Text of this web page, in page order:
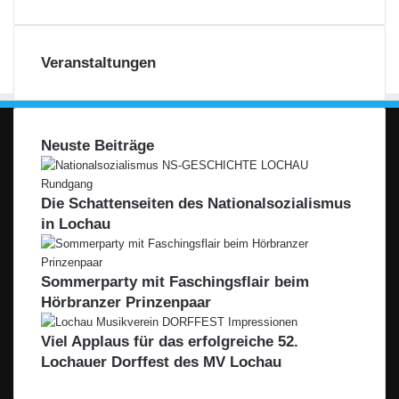
Veranstaltungen
Neuste Beiträge
Die Schattenseiten des Nationalsozialismus
in Lochau
Sommerparty mit Faschingsflair beim
Hörbranzer Prinzenpaar
Viel Applaus für das erfolgreiche 52.
Lochauer Dorffest des MV Lochau